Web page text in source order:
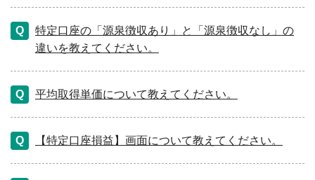
特定口座の「源泉徴収あり」と「源泉徴収なし」の
違いを教えてください。
平均取得単価について教えてください。
【特定口座損益】画面について教えてください。